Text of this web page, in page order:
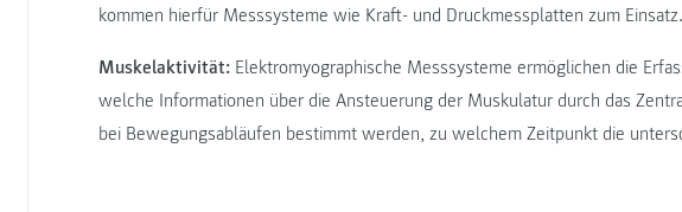
kommen hierfür Messsysteme wie Kraft- und Druckmessplatten zum Einsatz.
Muskelaktivität: Elektromyographische Messsysteme ermöglichen die
welche Informationen über die Ansteuerung der Muskulatur durch das
bei Bewegungsabläufen bestimmt werden, zu welchem Zeitpunkt die